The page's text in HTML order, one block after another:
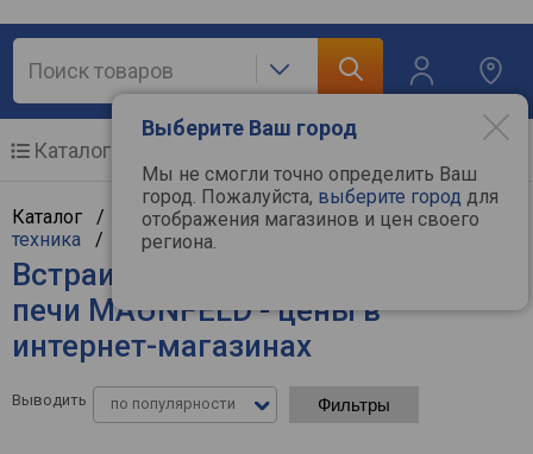
Выберите Ваш город
Мы не смогли точно определить Ваш
город. Пожалуйста, выберите город для
отображения магазинов и цен своего
региона.
Каталог
Каталог / Крупная бытовая техника/Встраиваемая
техника / Встраиваемые микроволновые печи
Встраиваемые микроволновые
печи MAUNFELD - цены в
интернет-магазинах
Выводить по популярности Фильтры